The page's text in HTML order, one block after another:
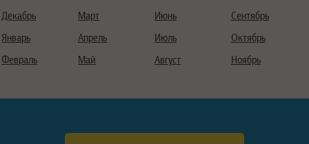
Декабрь
Январь
Февраль
Март
Апрель
Май
Июнь
Июль
Август
Сентябрь
Октябрь
Ноябрь